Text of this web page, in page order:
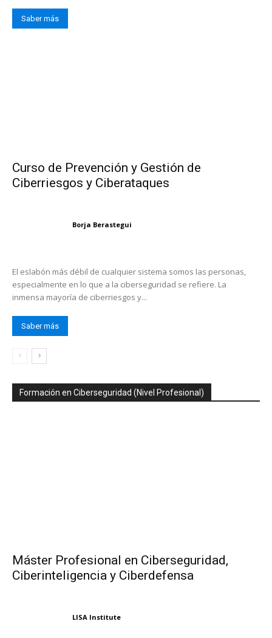
Saber más
Curso de Prevención y Gestión de
Ciberriesgos y Ciberataques
Borja Berastegui
El eslabón más débil de cualquier sistema somos las personas,
especialmente en lo que a la ciberseguridad se refiere. La
inmensa mayoría de ciberriesgos y...
Saber más
Formación en Ciberseguridad (Nivel Profesional)
Máster Profesional en Ciberseguridad,
Ciberinteligencia y Ciberdefensa
LISA Institute